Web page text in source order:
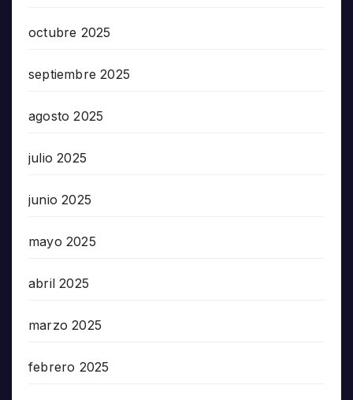
octubre 2025
septiembre 2025
agosto 2025
julio 2025
junio 2025
mayo 2025
abril 2025
marzo 2025
febrero 2025